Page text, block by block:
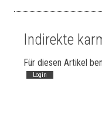
Indirekte
Für diesen Artikel
Login